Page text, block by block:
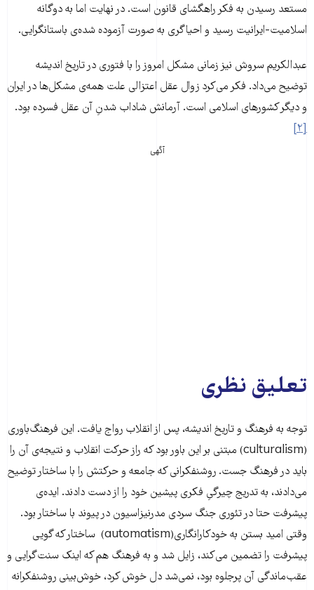
مستعد رسیدن به فکر راهگشای قانون است. در نهایت اما به دوگانه
اسلامیت-ایرانیت رسید و احیاگری به صورت آزموده شده‌ی باستانگرایی.
عبدالکریم سروش نیز زمانی مشکل امروز را با فتوری در تاریخ اندیشه
توضیح می‌داد. فکر می‌کرد زوال عقل اعتزالی علت همه‌ی مشکل‌ها در ایران
و دیگر کشورهای اسلامی است. آرمانش شاداب شدنِ آن عقل فسرده بود.
[۲]
آگهی
تعلیق نظری
توجه به فرهنگ و تاریخ اندیشه، پس از انقلاب رواج یافت. این فرهنگ‌‌باوری
(culturalism) مبتنی بر این باور بود که راز حرکت انقلاب و نتیجه‌ی آن را
باید در فرهنگ جست. روشنفکرانی که جامعه و حرکتش را با ساختار توضیح
می‌دادند، به تدریج چیرگیِ فکری پیشین خود را از دست دادند. ایده‌ی
پیشرفت حتا در تئوری‌ جنگ سردی مدرنیزاسیون در پیوند با ساختار بود.
وقتی امید بستن به خودکارانگاری(automatism) ساختار که گویی
پیشرفت را تضمین می‌کند، زایل شد و به فرهنگ هم که اینک سنت‌گرایی و
عقب‌ماندگی آن پرجلوه بود، نمی‌شد دل خوش کرد، خوش‌بینی روشنفکرانه